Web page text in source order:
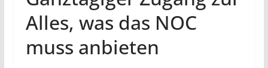
Alles, was das NOC
muss anbieten